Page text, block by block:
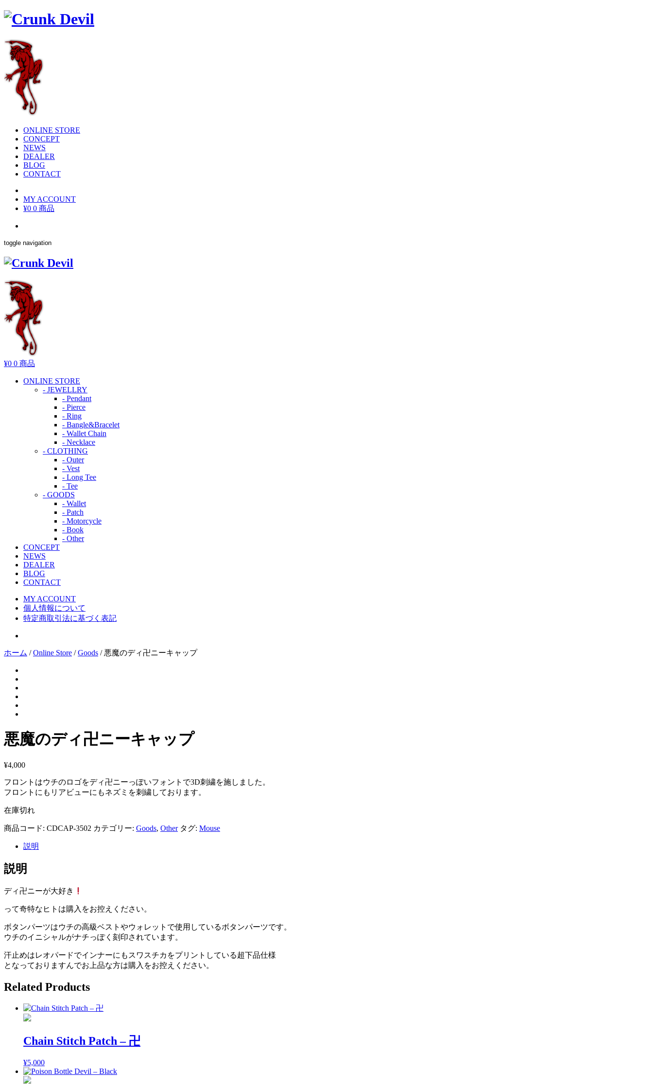
ONLINE STORE
CONCEPT
NEWS
DEALER
BLOG
CONTACT
MY ACCOUNT
¥0 0 商品
toggle navigation
¥0 0 商品
ONLINE STORE
- JEWELLRY
- Pendant
- Pierce
- Ring
- Bangle&Bracelet
- Wallet Chain
- Necklace
- CLOTHING
- Outer
- Vest
- Long Tee
- Tee
- GOODS
- Wallet
- Patch
- Motorcycle
- Book
- Other
CONCEPT
NEWS
DEALER
BLOG
CONTACT
MY ACCOUNT
個人情報について
特定商取引法に基づく表記
ホーム /Online Store /Goods / 悪魔のディ卍ニーキャップ
悪魔のディ卍ニーキャップ
¥4,000
フロントはウチのロゴをディ卍ニーっぽいフォントで3D刺繍を施しました。
フロントにもリアビューにもネズミを刺繍しております。
在庫切れ
商品コード: CDCAP-3502 カテゴリー: Goods, Other タグ: Mouse
説明
説明
ディ卍ニーが大好き
って奇特なヒトは購入をお控えください。
ボタンパーツはウチの高級ベストやウォレットで使用しているボタンパーツです。
ウチのイニシャルがナチっぽく刻印されています。
汗止めはレオパードでインナーにもスワスチカをプリントしている超下品仕様
となっておりますんでお上品な方は購入をお控えください。
Related Products
Chain Stitch Patch – 卍
¥5,000